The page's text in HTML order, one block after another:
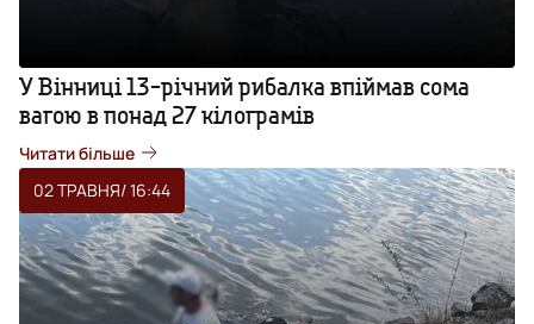
У Вінниці 13-річний рибалка впіймав сома
вагою в понад 27 кілограмів
Читати більше
02 ТРАВНЯ/ 16:44